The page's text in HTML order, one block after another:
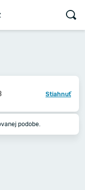
Stiahnuť
podobe.